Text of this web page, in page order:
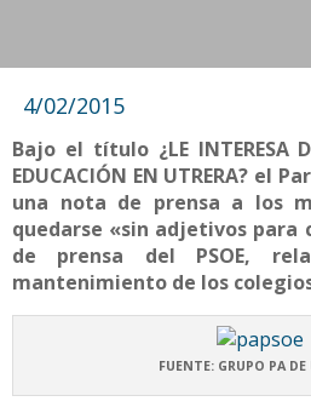
4/02/2015
Bajo el título ¿LE INTERESA
EDUCACIÓN EN UTRERA? el
una nota de prensa a los
quedarse «sin adjetivos
de prensa del PSOE,
mantenimiento de los
FUENTE: GRUPO PA DE